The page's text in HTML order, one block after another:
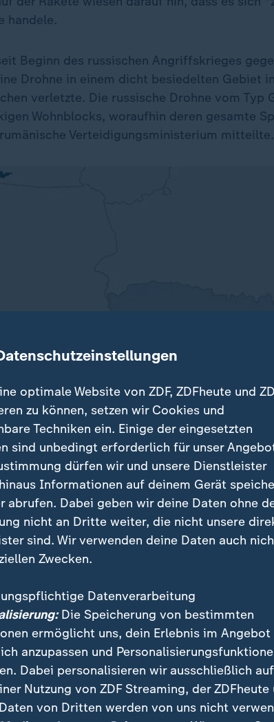
handele.
Beginn des russischen Angriffskrieges
Drohne in einem dicht besiedelten Gebiet
verletzte. Die russische Drohne vom Typ
Wohnblocks, woraufhin deren gesamte
Verteidigungsministerium mitteilte.
optimale Website von ZDF, ZDFheute und
zu können, setzen wir Cookies und
Techniken ein. Einige der eingesetzten
sind unbedingt erforderlich für unser
dürfen wir und unsere Dienstleister
Informationen auf deinem Gerät
abrufen. Dabei geben wir deine Daten ohne
nicht an Dritte weiter, die nicht unsere
sind. Wir verwenden deine Daten auch
Zwecken.
Datenverarbeitung
Die Speicherung von bestimmten
ermöglicht uns, dein Erlebnis im Angebot
anzupassen und
Dabei personalisieren wir ausschließlich auf
Nutzung von ZDF Streaming, der ZDFheute
von Dritten werden von uns nicht